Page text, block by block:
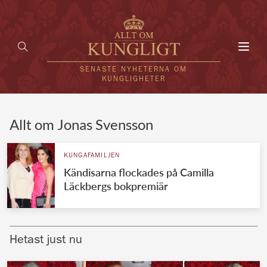
SENASTE NYHETERNA OM
KUNGLIGHETER
UTLÄNDSKT
VÄRLDENS KUNGAHUS
Brittiska kungahuset
Allt om Jonas Svensson
KUNGAFAMILJEN
Kändisarna flockades på Camilla
Läckbergs bokpremiär
Hetast just nu